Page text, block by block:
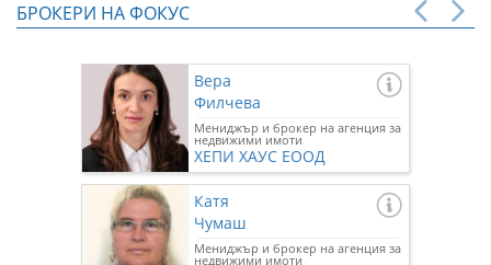
БРОКЕРИ НА ФОКУС
Вера
Филчева
Мениджър и брокер на агенция за
недвижими имоти
ХЕПИ ХАУС ЕООД
Катя
Чумаш
Мениджър и брокер на агенция за
недвижими имоти